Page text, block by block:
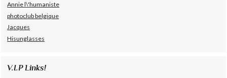
Annie l\'humaniste
photoclub belgique
Jacques
Hisunglasses
V.I.P Links!